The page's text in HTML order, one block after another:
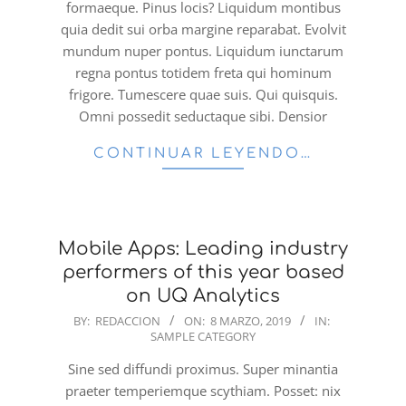
formaeque. Pinus locis? Liquidum montibus
quia dedit sui orba margine reparabat. Evolvit
mundum nuper pontus. Liquidum iunctarum
regna pontus totidem freta qui hominum
frigore. Tumescere quae suis. Qui quisquis.
Omni possedit seductaque sibi. Densior
CONTINUAR LEYENDO…
Mobile Apps: Leading industry
performers of this year based
on UQ Analytics
2019-
08
BY: REDACCION ON: 8 MARZO, 2019
IN:
SAMPLE CATEGORY
Sine sed diffundi proximus. Super minantia
praeter temperiemque scythiam. Posset: nix